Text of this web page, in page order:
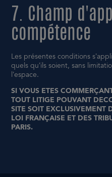
7. Champ
compétence
Les présentes conditions
quels qu’ils soient, sans
l’espace.
SI VOUS ETES
TOUT LITIGE POUVANT
SITE SOIT EXCLUSIVEMENT
LOI FRANÇAISE ET DES
PARIS.